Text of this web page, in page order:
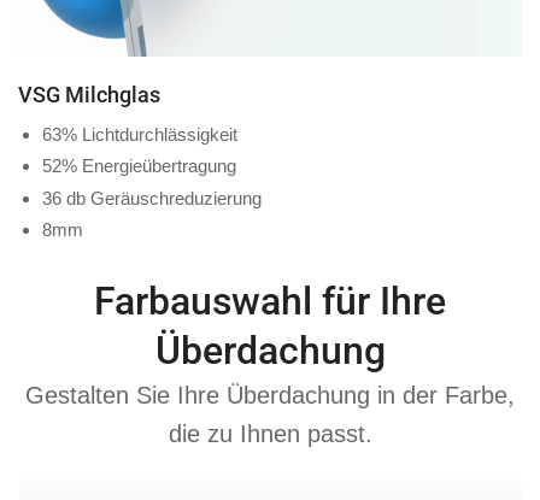
VSG Milchglas
63% Lichtdurchlässigkeit
52% Energieübertragung
36 db Geräuschreduzierung
8mm
Farbauswahl für Ihre
Überdachung
Gestalten Sie Ihre Überdachung in der Farbe,
die zu Ihnen passt.